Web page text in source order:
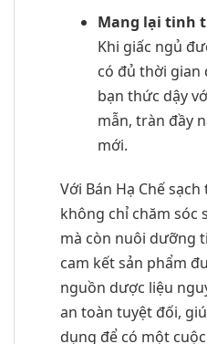
Mang lại tinh
Khi giấc ngủ
có đủ thời gian
bạn thức dậy
mẫn, tràn đầy
mới.
Với Bán Hạ Chế
không chỉ chăm sóc
mà còn nuôi dưỡng
cam kết sản phẩm
nguồn dược liệu
an toàn tuyệt đối,
dụng để có một